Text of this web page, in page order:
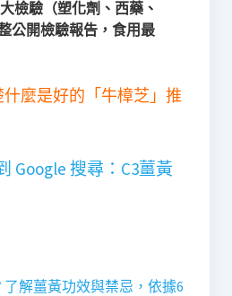
檢驗（塑化劑、西藥、
公開檢驗報告，食用最
麼是好的「牛樟芝」推
Google 搜尋：C3薑黃
解薑黃功效與禁忌，依據6